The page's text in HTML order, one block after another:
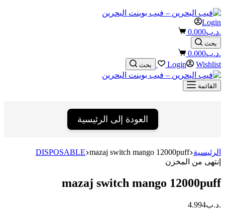
Login
Shopping
cart
.د.ب0.000
بحث
Shopping
cart
.د.ب0.000
Login
Wishlist بحث
القائمة
العودة إلى الرئيسية
الرئيسية DISPOSABLE mazaj switch mango 12000puff
إنتهى من المخزن
mazaj switch mango 12000puff
.د.ب4.994